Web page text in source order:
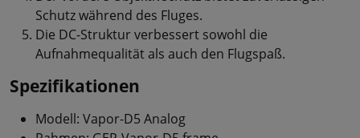
Schutz während des Fluges.
Die DC-Struktur verbessert sowohl die
Aufnahmequalität als auch den Flugspaß.
Spezifikationen
Modell: Vapor-D5 Analog